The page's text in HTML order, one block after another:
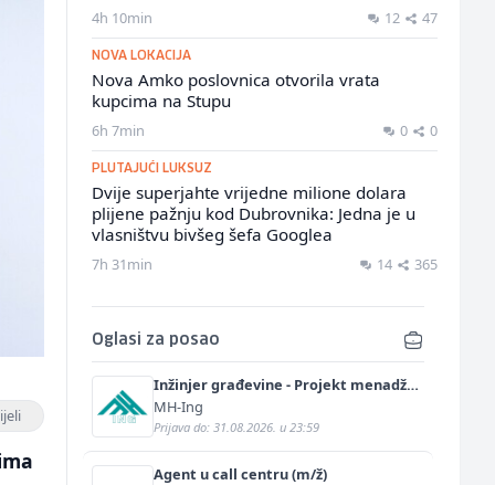
4h 10min 12 47
NOVA LOKACIJA
Nova Amko poslovnica otvorila vrata
kupcima na Stupu
6h 7min 0 0
PLUTAJUĆI LUKSUZ
Dvije superjahte vrijedne milione dolara
plijene pažnju kod Dubrovnika: Jedna je u
vlasništvu bivšeg šefa Googlea
7h 31min 14 365
Oglasi za posao
Inžinjer građevine - Projekt menadžer
(m/ž)
MH-Ing
Prijava do: 31.08.2026. u 23:59
Agent u call centru (m/ž)